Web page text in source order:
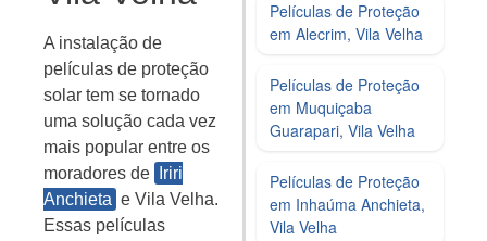
A instalação de
películas de proteção
solar tem se tornado
uma solução cada vez
mais popular entre os
moradores de
Iriri
Anchieta e Vila Velha.
Essas películas
Películas de Proteção
em Alecrim, Vila Velha
Películas de Proteção
em Muquiçaba
Guarapari, Vila Velha
Películas de Proteção
em Inhaúma Anchieta,
Vila Velha